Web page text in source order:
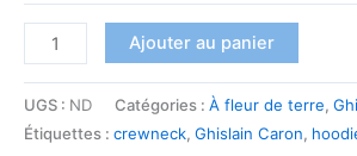
Ajouter au panier
UGS : ND Catégories : À fleur de terre,
Étiquettes : crewneck, Ghislain Caron,